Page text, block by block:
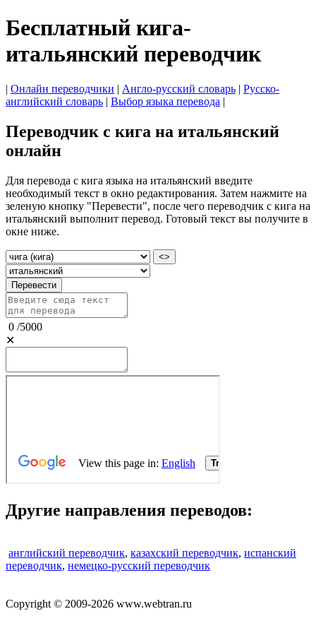
Бесплатный кига-
итальянский переводчик
| Онлайн переводчики | Англо-русский словарь | Русско-
английский словарь | Выбор языка перевода |
Переводчик с кига на итальянский
онлайн
Для перевода с кига языка на итальянский введите
необходимый текст в окно редактирования. Затем нажмите на
зеленую кнопку "Перевести", после чего переводчик с кига на
итальянский выполнит перевод. Готовый текст вы получите в
окне ниже.
<>
Перевести
0 /5000
✕
Другие направления переводов:
английский переводчик, казахский переводчик, испанский
переводчик, немецко-русский переводчик
Copyright © 2009-2026 www.webtran.ru